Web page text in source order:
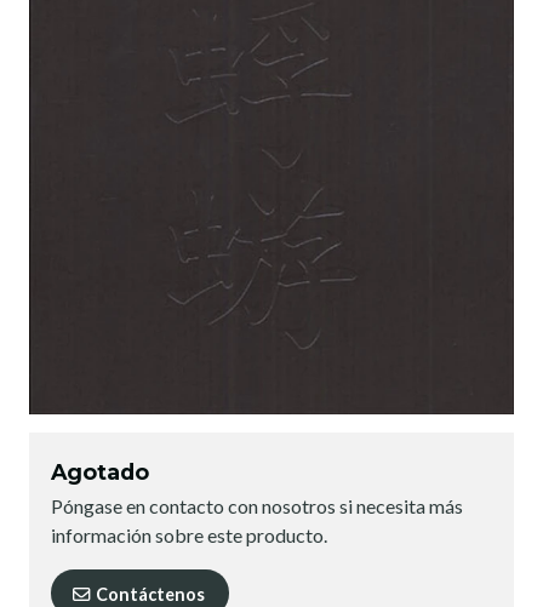
Agotado
Póngase en contacto con nosotros si necesita más
información sobre este producto.
Contáctenos